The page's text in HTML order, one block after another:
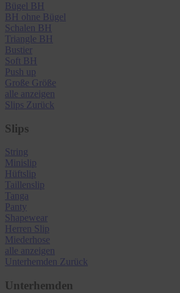
Bügel BH
BH ohne Bügel
Schalen BH
Triangle BH
Bustier
Soft BH
Push up
Große Größe
alle anzeigen
Slips Zurück
Slips
String
Minislip
Hüftslip
Taillenslip
Tanga
Panty
Shapewear
Herren Slip
Miederhose
alle anzeigen
Unterhemden Zurück
Unterhemden